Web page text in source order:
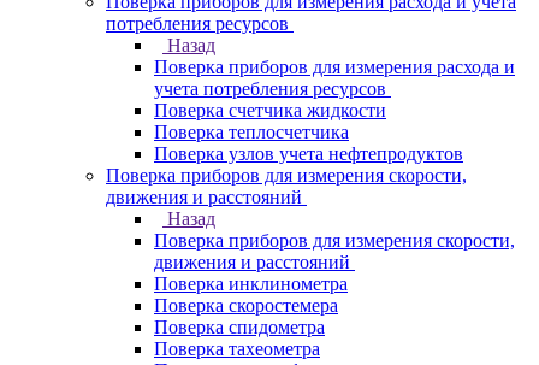
потребления ресурсов
Назад
Поверка приборов для измерения расхода и
учета потребления ресурсов
Поверка счетчика жидкости
Поверка теплосчетчика
Поверка узлов учета нефтепродуктов
Поверка приборов для измерения скорости,
движения и расстояний
Назад
Поверка приборов для измерения скорости,
движения и расстояний
Поверка инклинометра
Поверка скоростемера
Поверка спидометра
Поверка тахеометра